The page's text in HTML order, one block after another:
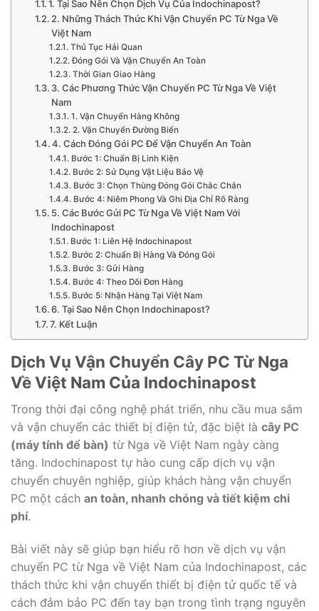
1. Tại Sao Nên Chọn Dịch Vụ Của Indochinapost?
2. Những Thách Thức Khi Vận Chuyển PC Từ Nga Về
Việt Nam
Thủ Tục Hải Quan
Đóng Gói Và Vận Chuyển An Toàn
Thời Gian Giao Hàng
3. Các Phương Thức Vận Chuyển PC Từ Nga Về Việt
Nam
1. Vận Chuyển Hàng Không
2. Vận Chuyển Đường Biển
4. Cách Đóng Gói PC Để Vận Chuyển An Toàn
Bước 1: Chuẩn Bị Linh Kiện
Bước 2: Sử Dụng Vật Liệu Bảo Vệ
Bước 3: Chọn Thùng Đóng Gói Chắc Chắn
Bước 4: Niêm Phong Và Ghi Địa Chỉ Rõ Ràng
5. Các Bước Gửi PC Từ Nga Về Việt Nam Với
Indochinapost
Bước 1: Liên Hệ Indochinapost
Bước 2: Chuẩn Bị Hàng Và Đóng Gói
Bước 3: Gửi Hàng
Bước 4: Theo Dõi Đơn Hàng
Bước 5: Nhận Hàng Tại Việt Nam
6. Tại Sao Nên Chọn Indochinapost?
7. Kết Luận
Dịch Vụ Vận Chuyển Cây PC Từ Nga
Về Việt Nam Của Indochinapost
Trong thời đại công nghệ phát triển, nhu cầu mua sắm
và vận chuyển các thiết bị điện tử, đặc biệt là cây PC
(máy tính để bàn) từ Nga về Việt Nam ngày càng
tăng. Indochinapost tự hào cung cấp dịch vụ vận
chuyển chuyên nghiệp, giúp khách hàng vận chuyển
PC một cách an toàn, nhanh chóng và tiết kiệm chi
phí.
Bài viết này sẽ giúp bạn hiểu rõ hơn về dịch vụ vận
chuyển PC từ Nga về Việt Nam của Indochinapost, các
thách thức khi vận chuyển thiết bị điện tử quốc tế và
cách đảm bảo PC đến tay bạn trong tình trạng nguyên